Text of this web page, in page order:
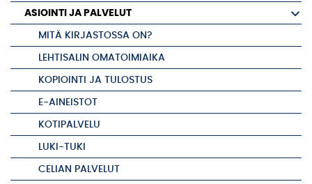
ASIOINTI JA PALVELUT
MITÄ KIRJASTOSSA ON?
LEHTISALIN OMATOIMIAIKA
KOPIOINTI JA TULOSTUS
E-AINEISTOT
KOTIPALVELU
LUKI-TUKI
CELIAN PALVELUT